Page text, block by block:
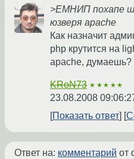
>ЕМНИП похапе
юзверя apache
Как назначит
php крутится на
apache, думаешь?
KRoN73 ★★★★★
23.08.2008
Показать ответ
Ответ на: комментарий от